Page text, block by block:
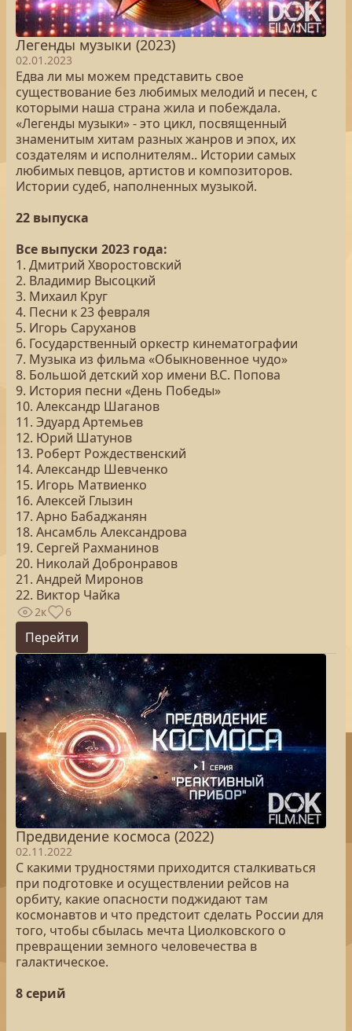
Легенды музыки (2023)
02.01.2023
Едва ли мы можем представить свое
существование без любимых мелодий и песен, с
которыми наша страна жила и побеждала.
«Легенды музыки» - это цикл, посвященный
знаменитым хитам разных жанров и эпох, их
создателям и исполнителям.. Истории самых
любимых певцов, артистов и композиторов.
Истории судеб, наполненных музыкой.
22 выпуска
Все выпуски 2023 года:
1. Дмитрий Хворостовский
2. Владимир Высоцкий
3. Михаил Круг
4. Песни к 23 февраля
5. Игорь Саруханов
6. Государственный оркестр кинематографии
7. Музыка из фильма «Обыкновенное чудо»
8. Большой детский хор имени В.С. Попова
9. История песни «День Победы»
10. Александр Шаганов
11. Эдуард Артемьев
12. Юрий Шатунов
13. Роберт Рождественский
14. Александр Шевченко
15. Игорь Матвиенко
16. Алексей Глызин
17. Арно Бабаджанян
18. Ансамбль Александрова
19. Сергей Рахманинов
20. Николай Добронравов
21. Андрей Миронов
22. Виктор Чайка
2к 6
Перейти
Предвидение космоса (2022)
02.11.2022
С какими трудностями приходится сталкиваться
при подготовке и осуществлении рейсов на
орбиту, какие опасности поджидают там
космонавтов и что предстоит сделать России для
того, чтобы сбылась мечта Циолковского о
превращении земного человечества в
галактическое.
8 серий